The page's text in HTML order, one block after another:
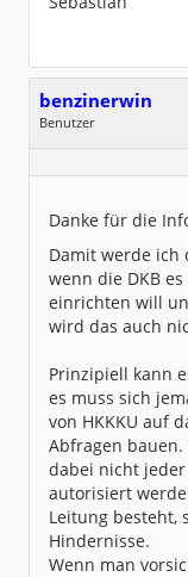
benzinerwin
Benutzer
Dabei seit:
09 /
Danke für die
Damit werde ich
wenn die DKB
einrichten will
wird das auch
Prinzipiell kann
es muss sich
von HKKKU auf
Abfragen bauen.
dabei nicht jeder
autorisiert
Leitung besteht,
Hindernisse.
Wenn man